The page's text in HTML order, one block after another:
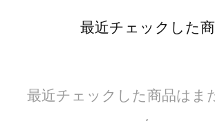
最近チェックした
最近チェックした商品はま